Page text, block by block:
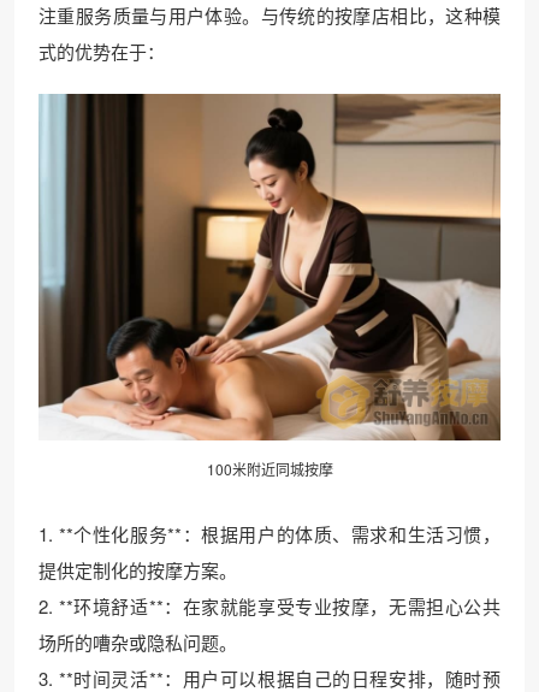
注重服务质量与用户体验。与传统的按摩店相比，这种模
式的优势在于：
100米附近同城按摩
1. **个性化服务**：根据用户的体质、需求和生活习惯，
提供定制化的按摩方案。
2. **环境舒适**：在家就能享受专业按摩，无需担心公共
场所的嘈杂或隐私问题。
3. **时间灵活**：用户可以根据自己的日程安排，随时预